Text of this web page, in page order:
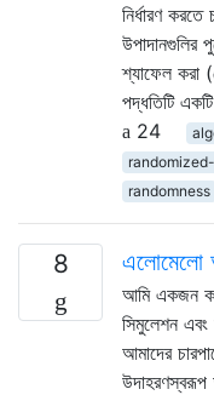
নির্ধারণ
উপাদানগুলির
শ্যাফেল করা
পদ্ধতিটি
24
randomness
8 এলোমেলো
আমি একজন
সিমুলেশন এবং
আমাদের
উদাহরণস্বরূপ